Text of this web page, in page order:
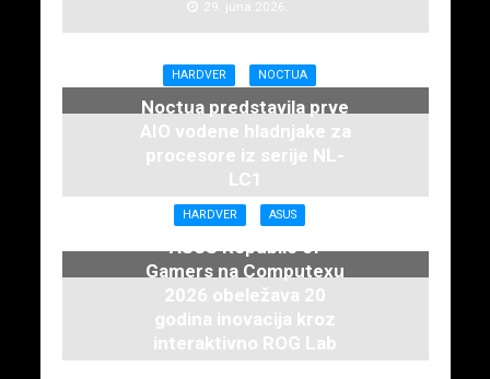
29. juna 2026.
HARDVER NOCTUA
Noctua predstavila prve
AIO vodene hladnjake za
procesore iz serije NL-
LC1
16. juna 2026.
HARDVER ASUS
ASUS Republic of
Gamers na Computexu
2026 obeležava 20
godina inovacija kroz
interaktivno ROG Lab
iskustvo